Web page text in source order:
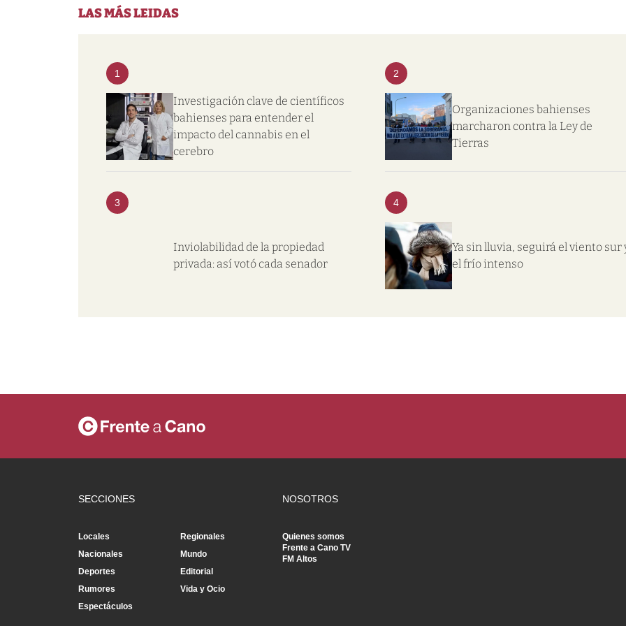
LAS MÁS LEIDAS
1
Investigación clave de científicos
bahienses para entender el
impacto del cannabis en el
cerebro
2
Organizaciones bahienses
marcharon contra la Ley de
Tierras
3
Inviolabilidad de la propiedad
privada: así votó cada senador
4
Ya sin lluvia, seguirá el viento sur
el frío intenso
SECCIONES
Locales
Regionales
Nacionales
Mundo
Deportes
Editorial
Rumores
Vida y Ocio
Espectáculos
NOSOTROS
Quienes somos
Frente a Cano TV
FM Altos